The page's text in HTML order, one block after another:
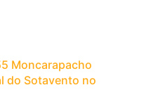
Moncarapacho
do Sotavento no